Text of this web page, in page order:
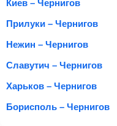
Киев – Чернигов
Прилуки – Чернигов
Нежин – Чернигов
Славутич – Чернигов
Харьков – Чернигов
Борисполь – Чернигов